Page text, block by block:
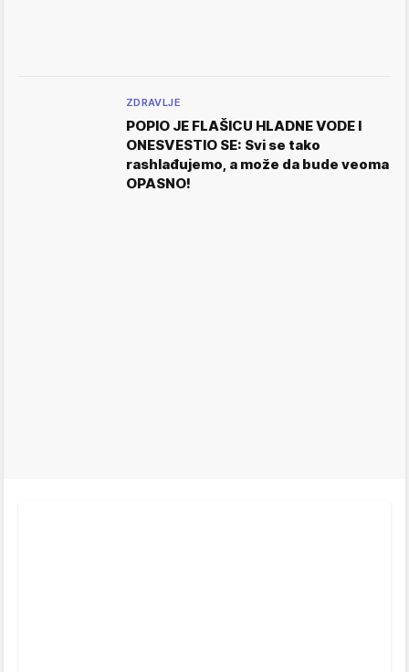
ZDRAVLJE
POPIO JE FLAŠICU HLADNE VODE I
ONESVESTIO SE: Svi se tako
rashlađujemo, a može da bude veoma
OPASNO!